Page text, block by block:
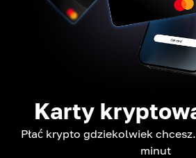
Karty
Płać krypto gdziekolwiek
minut